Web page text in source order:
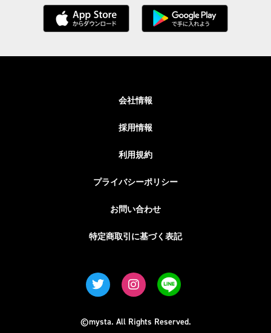
会社情報
採用情報
利用規約
プライバシーポリシー
お問い合わせ
特定商取引に基づく表記
©mysta. All Rights Reserved.